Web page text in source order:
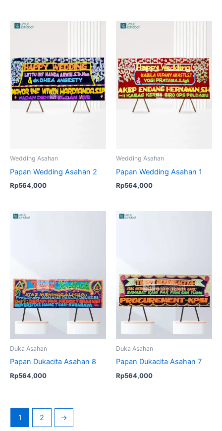
Wedding Asahan
Papan Wedding Asahan 2
Rp564,000
Wedding Asahan
Papan Wedding Asahan 1
Rp564,000
Duka Asahan
Papan Dukacita Asahan 8
Rp564,000
Duka Asahan
Papan Dukacita Asahan 7
Rp564,000
1 2 →